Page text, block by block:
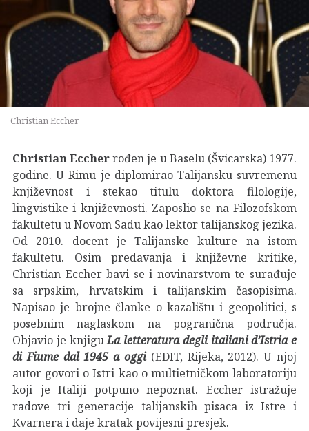
Christian Eccher
Christian Eccherrođen je u Baselu (Švicarska) 1977.
godine. U Rimu je diplomirao Talijansku suvremenu
književnost i stekao titulu doktora filologije,
lingvistike i književnosti. Zaposlio se na Filozofskom
fakultetu u Novom Sadu kao lektor talijanskog jezika.
Od 2010. docent je Talijanske kulture na istom
fakultetu. Osim predavanja i književne kritike,
Christian Eccher bavi se i novinarstvom te surađuje
sa srpskim, hrvatskim i talijanskim časopisima.
Napisao je brojne članke o kazalištu i geopolitici, s
posebnim naglaskom na pogranična područja.
Objavio je knjiguLa letteratura degli italiani d’Istria e
di Fiume dal 1945 a oggi (EDIT, Rijeka, 2012). U njoj
autor govori o Istri kao o multietničkom laboratoriju
koji je Italiji potpuno nepoznat. Eccher istražuje
radove tri generacije talijanskih pisaca iz Istre i
Kvarnera i daje kratak povijesni presjek.